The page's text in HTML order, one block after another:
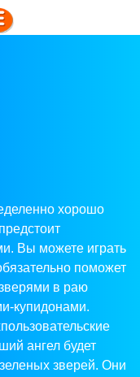
хорошо
Вы можете играть
поможет
в раю
купидонами.
ангел будет
зверей. Они